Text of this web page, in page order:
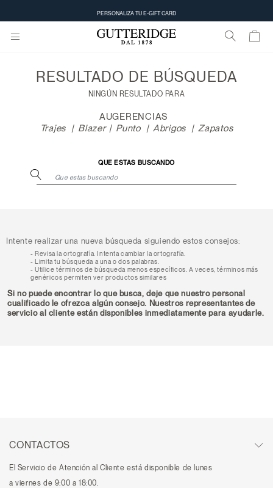
de
RESULTADO DE BÚSQUEDA
NINGÚN RESULTADO PARA
AUGERENCIAS
Trajes
Blazer Punto Abrigos Zapatos
QUE ESTAS BUSCANDO
Intente realizar una nueva búsqueda siguiendo estos consejos:
Revisa la ortografía. Intenta cambiar la ortografía.
Limita tu búsqueda a una o dos palabras.
Utilice términos de búsqueda menos específicos. A veces, términos más
genéricos permiten ver productos similares
Si no puede encontrar lo que busca, deje que nuestro personal
cualificado le ofrezca algún consejo. Nuestros representantes de
servicio al cliente están disponibles inmediatamente para ayudarle.
CONTACTOS
El Servicio de Atención al Cliente está disponible de lunes
a viernes de 9:00 a 18:00.